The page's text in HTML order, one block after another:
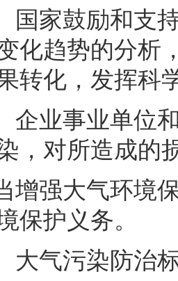
家鼓励和支
化趋势的分析
转化，发挥科
业事业单位
，对所造成的
增强大气环境
保护义务。
气污染防治